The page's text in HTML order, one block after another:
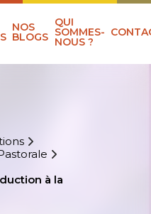
NOS
BLOGS
QUI
SOMMES-
NOUS ?
à la